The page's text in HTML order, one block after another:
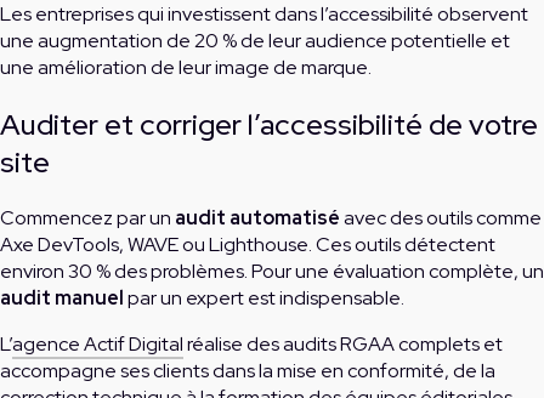
Les entreprises qui investissent dans l’accessibilité observent
une augmentation de 20 % de leur audience potentielle et
une amélioration de leur image de marque.
Auditer et corriger l’accessibilité de votre
site
Commencez par un audit automatiséavec des outils comme
Axe DevTools, WAVE ou Lighthouse. Ces outils détectent
environ 30 % des problèmes. Pour une évaluation complète, un
audit manuelpar un expert est indispensable.
L’agence Actif Digitalréalise des audits RGAA complets et
accompagne ses clients dans la mise en conformité, de la